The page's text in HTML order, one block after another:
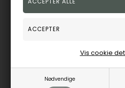
Nødvendige
Vis cookie
283,00 DKK
3-5 hverdage